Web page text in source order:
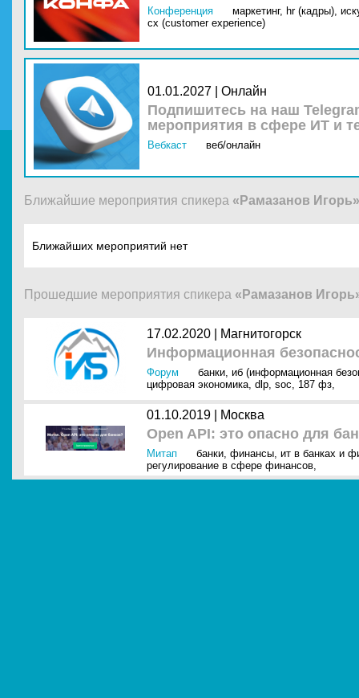
Конференция маркетинг, hr (кадры),
cx (customer experience)
01.01.2027 | Онлайн
Подпишитесь на наш
мероприятия в сфере ИТ и
Вебкаст веб/онлайн
Ближайшие мероприятия спикера «Рамазанов Игорь»
Ближайших мероприятий нет
Прошедшие мероприятия спикера «Рамазанов
17.02.2020 | Магнитогорск
Информационная
Форум банки, иб (информационная
цифровая экономика, dlp, soc, 187 фз,
01.10.2019 | Москва
Open API: это опасно для
Митап банки, финансы, ит в банках и
регулирование в сфере финансов,